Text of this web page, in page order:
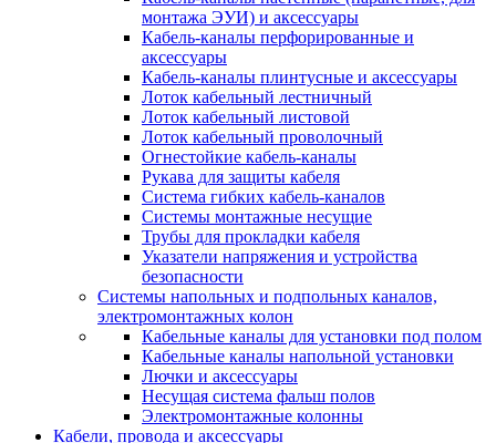
монтажа ЭУИ) и аксессуары
Кабель-каналы перфорированные и
аксессуары
Кабель-каналы плинтусные и аксессуары
Лоток кабельный лестничный
Лоток кабельный листовой
Лоток кабельный проволочный
Огнестойкие кабель-каналы
Рукава для защиты кабеля
Система гибких кабель-каналов
Системы монтажные несущие
Трубы для прокладки кабеля
Указатели напряжения и устройства
безопасности
Системы напольных и подпольных каналов,
электромонтажных колон
Кабельные каналы для установки под полом
Кабельные каналы напольной установки
Лючки и аксессуары
Несущая система фальш полов
Электромонтажные колонны
Кабели, провода и аксессуары